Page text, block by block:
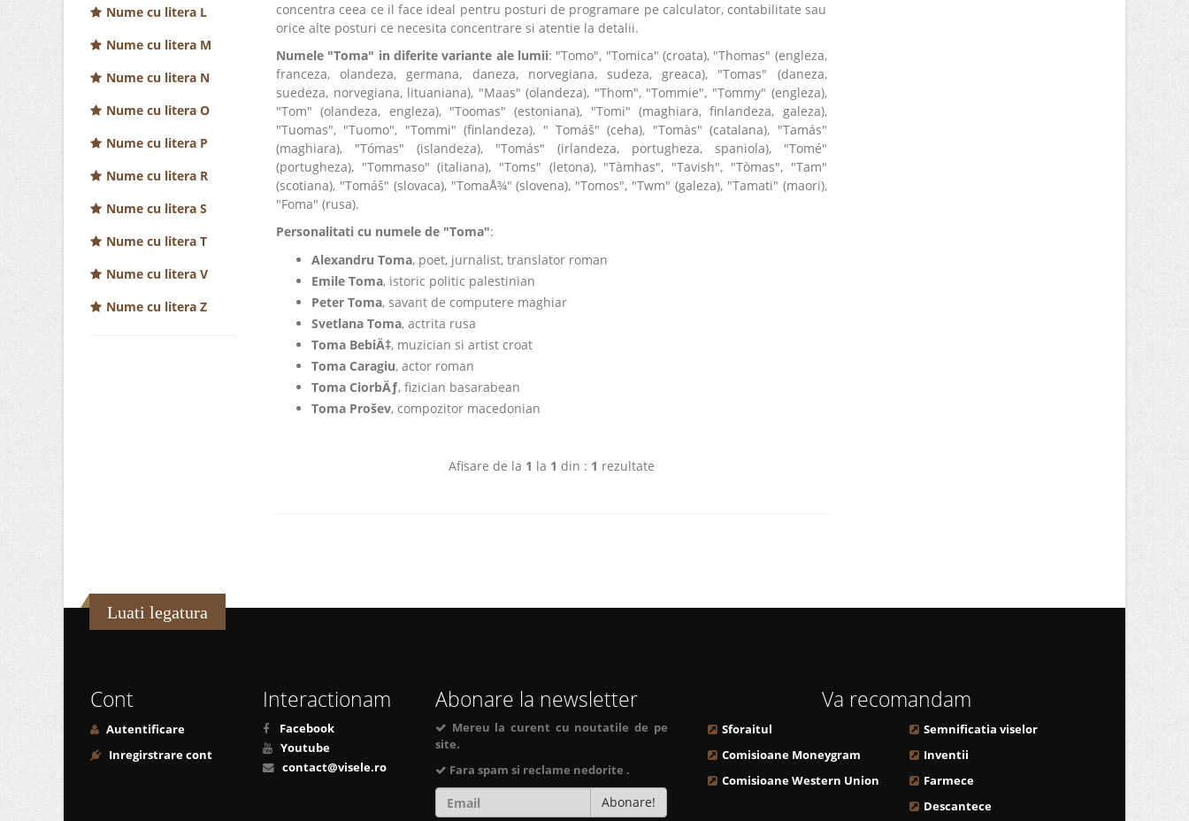
Nume cu litera L
Nume cu litera M
Nume cu litera N
Nume cu litera O
Nume cu litera P
Nume cu litera R
Nume cu litera S
Nume cu litera T
Nume cu litera V
Nume cu litera Z
concentra ceea ce il face ideal pentru posturi de programare pe calculator, contabilitate sau
orice alte posturi ce necesita concentrare si atentie la detalii.
Numele "Toma" in diferite variante ale lumii: "Tomo", "Tomica" (croata), "Thomas" (engleza,
franceza, olandeza, germana, daneza, norvegiana, sudeza, greaca), "Tomas" (daneza,
suedeza, norvegiana, lituaniana), "Maas" (olandeza), "Thom", "Tommie", "Tommy" (engleza),
"Tom" (olandeza, engleza), "Toomas" (estoniana), "Tomi" (maghiara, finlandeza, galeza),
"Tuomas", "Tuomo", "Tommi" (finlandeza), " Tomáš" (ceha), "Tomàs" (catalana), "Tamás"
(maghiara), "Tómas" (islandeza), "Tomás" (irlandeza, portugheza, spaniola), "Tomé"
(portugheza), "Tommaso" (italiana), "Toms" (letona), "Tàmhas", "Tavish", "Tòmas", "Tam"
(scotiana), "Tomáš" (slovaca), "TomaÅ¾" (slovena), "Tomos", "Twm" (galeza), "Tamati" (maori),
"Foma" (rusa).
Personalitati cu numele de "Toma":
Alexandru Toma, poet, jurnalist, translator roman
Emile Toma, istoric politic palestinian
Peter Toma, savant de computere maghiar
Svetlana Toma, actrita rusa
Toma BebiÄ‡, muzician si artist croat
Toma Caragiu, actor roman
Toma CiorbÄƒ, fizician basarabean
Toma Prošev, compozitor macedonian
Afisare de la 1 la 1 din : 1 rezultate
Luati legatura
Cont
Autentificare
Inregirstrare cont
Interactionam
Facebook
Youtube
contact@visele.ro
Abonare la newsletter
Mereu la curent cu noutatile de pe
site.
Fara spam si reclame nedorite .
Abonare!
Va recomandam
Sforaitul
Comisioane Moneygram
Comisioane Western Union
Semnificatia viselor
Inventii
Farmece
Descantece